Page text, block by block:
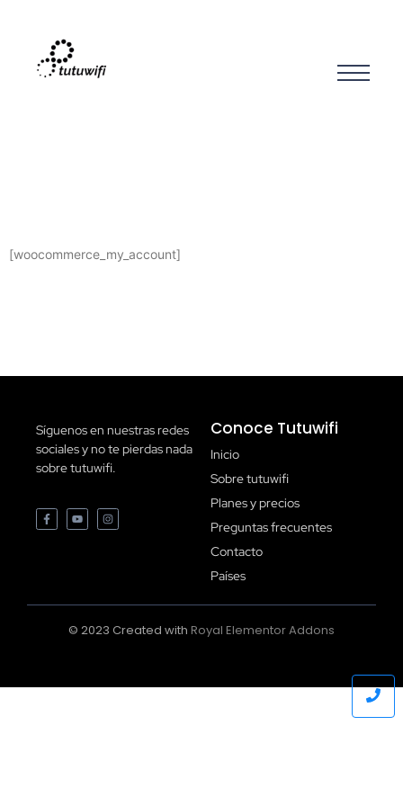
[woocommerce_my_account]
Síguenos en nuestras redes
sociales y no te pierdas nada
sobre tutuwifi.
Conoce Tutuwifi
Inicio
Sobre tutuwifi
Planes y precios
Preguntas frecuentes
Contacto
Países
© 2023 Created with Royal Elementor Addons